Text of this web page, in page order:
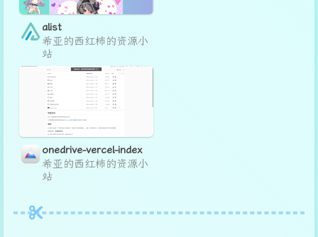
alist
希亚的西红柿的资源小
站
onedrive-vercel-index
希亚的西红柿的资源小
站